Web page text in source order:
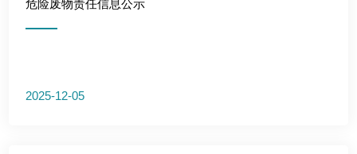
危险废物责任信息公示
2025-12-05